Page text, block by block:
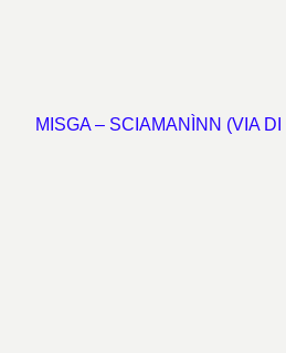
MISGA – SCIAMANÌNN (VIA DI